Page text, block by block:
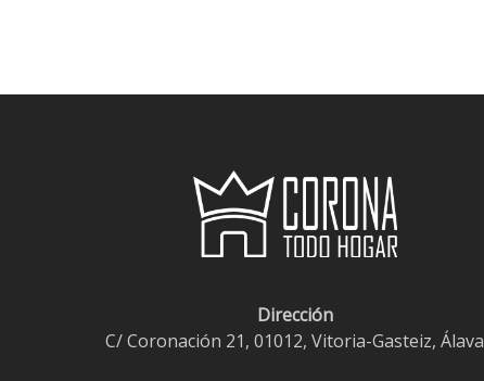
Dirección
C/ Coronación 21, 01012, Vitoria-Gasteiz, Álava